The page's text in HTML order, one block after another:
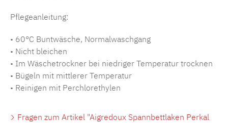
Pflegeanleitung:
• 60°C Buntwäsche, Normalwaschgang
• Nicht bleichen
• Im Wäschetrockner bei niedriger Temperatur trocknen
• Bügeln mit mittlerer Temperatur
• Reinigen mit Perchlorethylen
Fragen zum Artikel "Aigredoux Spannbettlaken Perkal